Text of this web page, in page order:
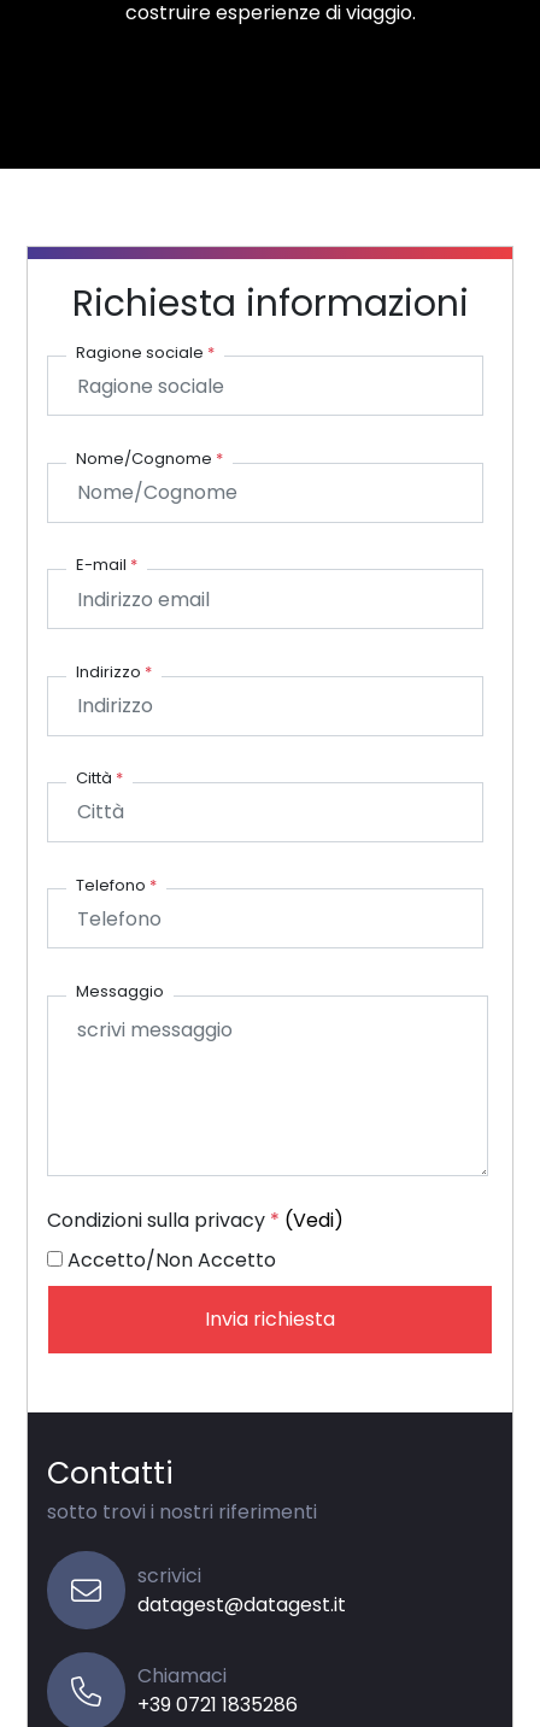
costruire esperienze di viaggio.
Contatti
sotto trovi i nostri riferimenti
scrivici
datagest@datagest.it
Chiamaci
+39 0721 1835286
Richiesta informazioni
Ragione sociale *
Nome/Cognome *
E-mail *
Indirizzo *
Città *
Telefono *
Messaggio
Condizioni sulla privacy * (Vedi)
Accetto/Non Accetto
Invia richiesta